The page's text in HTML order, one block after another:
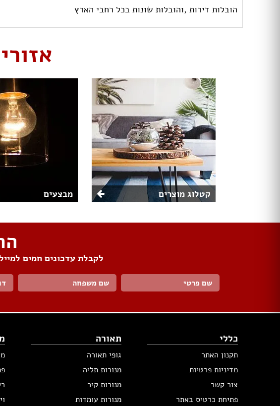
הובלות דירות ,והובלות שונות בכל רחבי הארץ
קטלוג מוצרים מבצעים
לקבלת עדכונים חמים
כללי
תקנון האתר
מדיניות פרטיות
צור קשר
פתיחת כרטיס באתר
תאורה
גופי תאורה
מנורות תליה
מנורות קיר
מנורות עומדות